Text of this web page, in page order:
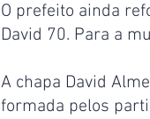
O prefeito ainda
David 70. Para a
A chapa David
formada pelos